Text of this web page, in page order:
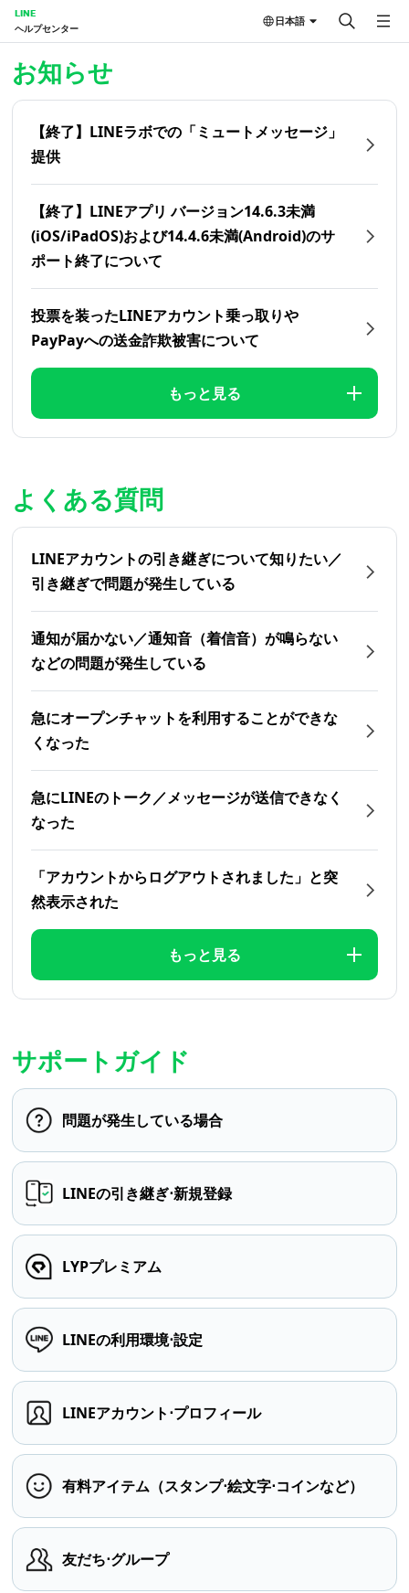
LINE
ヘルプセンター
日本語
お知らせ
【終了】LINEラボでの「ミュートメッセージ」
提供
【終了】LINEアプリ バージョン14.6.3未満
(iOS/iPadOS)および14.4.6未満(Android)のサ
ポート終了について
投票を装ったLINEアカウント乗っ取りや
PayPayへの送金詐欺被害について
もっと見る
よくある質問
LINEアカウントの引き継ぎについて知りたい／
引き継ぎで問題が発生している
通知が届かない／通知音（着信音）が鳴らない
などの問題が発生している
急にオープンチャットを利用することができな
くなった
急にLINEのトーク／メッセージが送信できなく
なった
「アカウントからログアウトされました」と突
然表示された
もっと見る
サポートガイド
問題が発生している場合
LINEの引き継ぎ⋅新規登録
LYPプレミアム
LINEの利用環境⋅設定
LINEアカウント⋅プロフィール
有料アイテム（スタンプ⋅絵文字⋅コインなど）
友だち⋅グループ